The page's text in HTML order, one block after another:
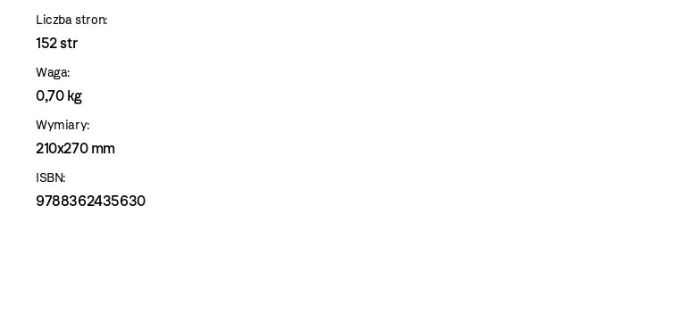
Liczba stron:
152 str
Waga:
0,70 kg
Wymiary:
210x270 mm
ISBN:
9788362435630